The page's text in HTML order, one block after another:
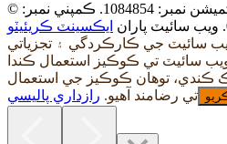
© باوسو 2025. خيراتي ڪميشن نمبر: 1084854. ڪمپني نمبر:
ايڪسينٽ ڪريئيٽو
سائيٽ جي ڪارڪردگي ۽ تجزياتي
سائيٽ تي ڪوڪيز استعمال ڪندا
ڪندي، توهان ڪوڪيز جي استعمال
تي رضامند آهيو. رازداري پاليسي